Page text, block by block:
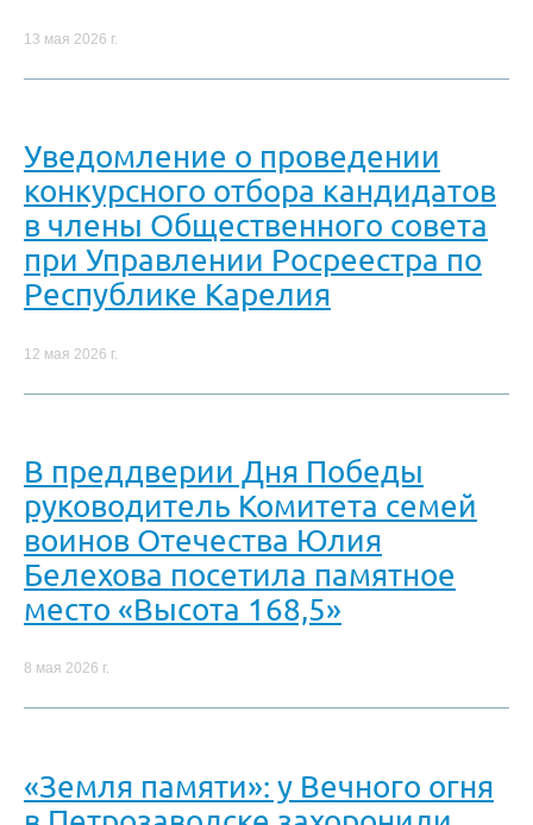
13 мая 2026 г.
Уведомление о проведении
конкурсного отбора кандидатов
в члены Общественного совета
при Управлении Росреестра по
Республике Карелия
12 мая 2026 г.
В преддверии Дня Победы
руководитель Комитета семей
воинов Отечества Юлия
Белехова посетила памятное
место «Высота 168,5»
8 мая 2026 г.
«Земля памяти»: у Вечного огня